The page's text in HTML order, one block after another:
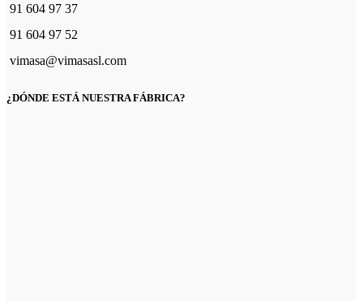
91 604 97 37
91 604 97 52
vimasa@vimasasl.com
¿DÓNDE ESTÁ NUESTRA FÁBRICA?